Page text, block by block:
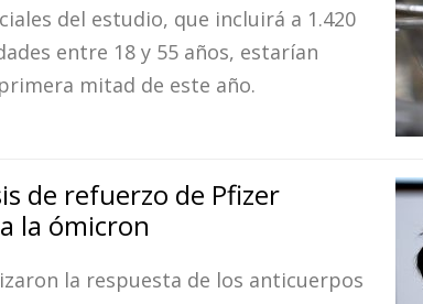
del estudio, que incluirá a 1.420
entre 18 y 55 años, estarían
mitad de este año.
de refuerzo de Pfizer
la ómicron
la respuesta de los anticuerpos